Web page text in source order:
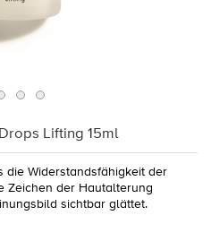
Lifting 15ml
die Widerstandsfähigkeit der
Zeichen der Hautalterung
sichtbar glättet.